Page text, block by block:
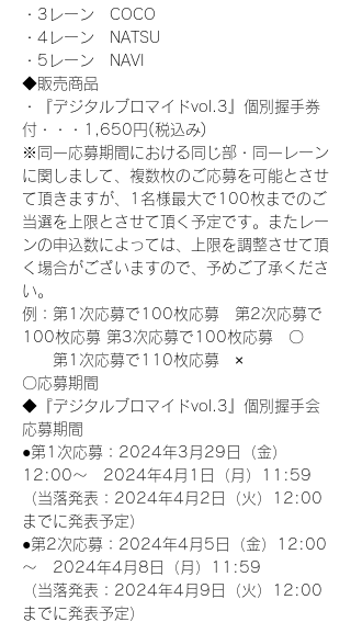
・3レーン　COCO
・4レーン　NATSU
・5レーン　NAVI
◆販売商品
・『デジタルブロマイドvol.3』個別握手券
付・・・1,650円(税込み)
※同一応募期間における同じ部・同一レーン
に関しまして、複数枚のご応募を可能とさせ
て頂きますが、1名様最大で100枚までのご
当選を上限とさせて頂く予定です。またレー
ンの申込数によっては、上限を調整させて頂
く場合がございますので、予めご了承くださ
い。
例：第1次応募で100枚応募　第2次応募で
100枚応募 第3次応募で100枚応募　〇
第1次応募で110枚応募　×
〇応募期間
◆『デジタルブロマイドvol.3』個別握手会
応募期間
●第1次応募：2024年3月29日（金）
12:00～　2024年4月1日（月）11:59
（当落発表：2024年4月2日（火）12:00
までに発表予定）
●第2次応募：2024年4月5日（金）12:00
～　2024年4月8日（月）11:59
（当落発表：2024年4月9日（火）12:00
までに発表予定）